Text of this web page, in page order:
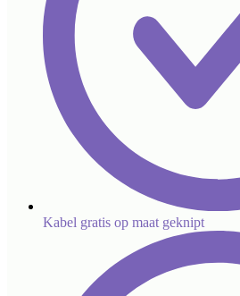
Kabel gratis op maat geknipt